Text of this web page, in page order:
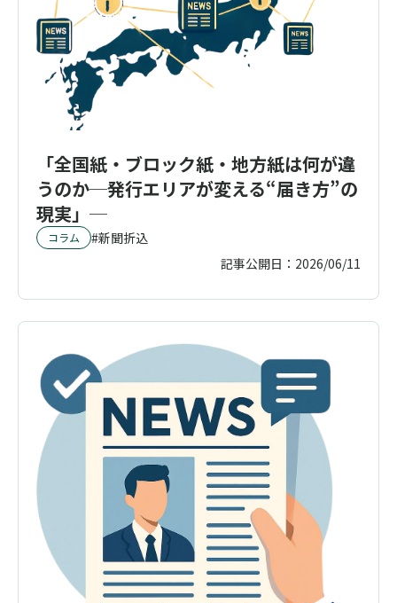
「全国紙・ブロック紙・地方紙は何が違
うのか─発行エリアが変える“届き方”の
現実」─
コラム
新聞折込
記事公開日： 2026/06/11